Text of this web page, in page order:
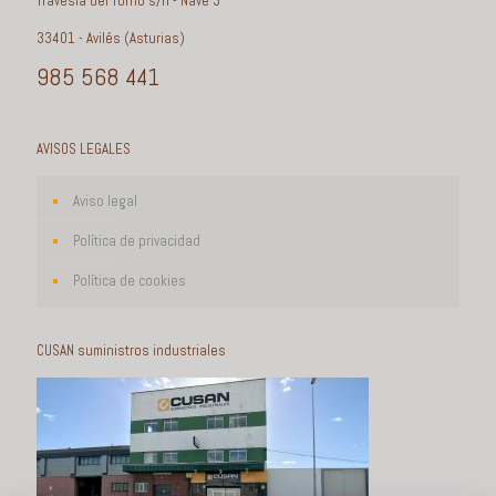
33401 - Avilés (Asturias)
985 568 441
AVISOS LEGALES
Aviso legal
Política de privacidad
Política de cookies
CUSAN suministros industriales